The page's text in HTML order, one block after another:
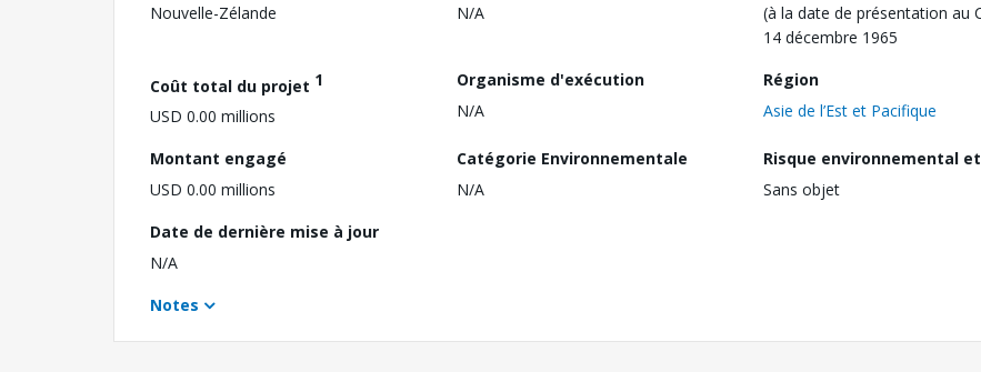
Nouvelle-Zélande
N/A
(à la date de présentation au
14 décembre 1965
Coût total du projet 1
USD 0.00 millions
Organisme d'exécution
N/A
Région
Asie de l’Est et Pacifique
Montant engagé
USD 0.00 millions
Catégorie Environnementale
N/A
Risque environnemental
Sans objet
Date de dernière mise à jour
N/A
Notes